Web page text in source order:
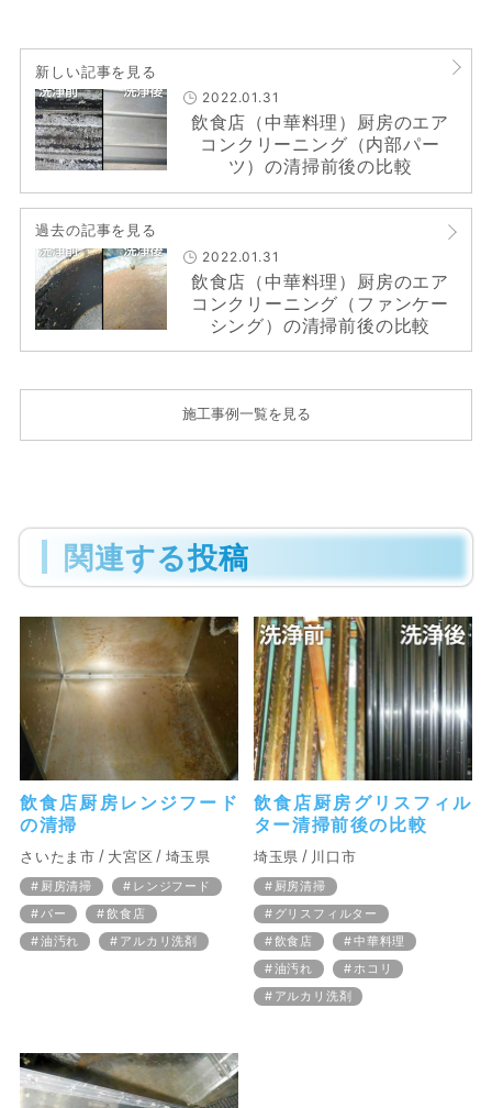
新しい記事を見る
2022.01.31
飲食店（中華料理）厨房のエア
コンクリーニング（内部パー
ツ）の清掃前後の比較
過去の記事を見る
2022.01.31
飲食店（中華料理）厨房のエア
コンクリーニング（ファンケー
シング）の清掃前後の比較
施工事例一覧を見る
関連する投稿
飲食店厨房レンジフード
の清掃
さいたま市 大宮区 埼玉県
厨房清掃
レンジフード
バー
飲食店
油汚れ
アルカリ洗剤
飲食店厨房グリスフィル
ター清掃前後の比較
埼玉県 川口市
厨房清掃
グリスフィルター
飲食店
中華料理
油汚れ
ホコリ
アルカリ洗剤